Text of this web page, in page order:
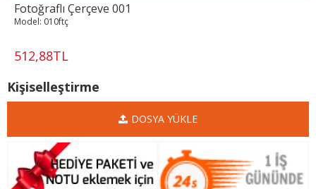
Fotoğraflı Çerçeve 001
512,88TL
Model: 010ftç
Kişiselleştirme
DOSYA YÜKLE